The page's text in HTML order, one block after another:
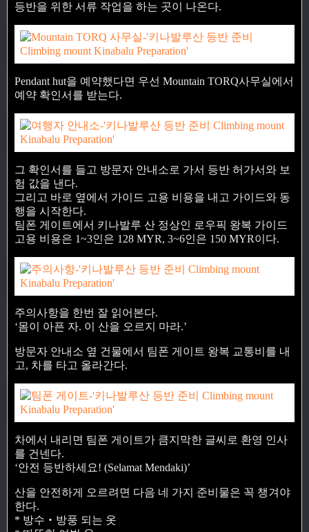
등반을 위한 서류 작업을 하는 곳이 나온다.
Pendant hut을 예약했다면 우선 Mountain TORQ사무실에서
예약 확인서를 받는다.
그 확인서를 들고 방문자 안내소로 가서 등반 허가서와 보
험 값을 낸다.
그리고 바로 옆에서 가이드 고용 비용을 내고 가이드와 동
행을 시작한다.
팀폰 게이트에서 키나발루 산 정상인 로우픽 왕복 가이드
고용 비용은 1~3인은 128 MYR, 3~6인은 150 MYR이다.
주의사항을 한번 잘 읽어본다.
‘몸이 아픈 자. 이 산을 오르지 마라.’
방문자 안내소 옆 건물에서 팀폰 게이트 왕복 교통비를 내
고, 차를 타고 올라간다.
차에서 내리면 팀폰 게이트가 큼지막한 글씨로 환영 인사
를 건넨다.
‘안전 등반하세요! (Selamat Mendaki)’
산을 안전하게 오르려면 다음 네 가지 준비물은 꼭 챙겨야
한다.
* 방수‧방풍 되는 옷